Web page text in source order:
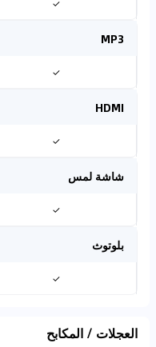
✓
MP3
✓
HDMI
✓
شاشة لمس
✓
بلوتوث
✓
العجلات / المكابح